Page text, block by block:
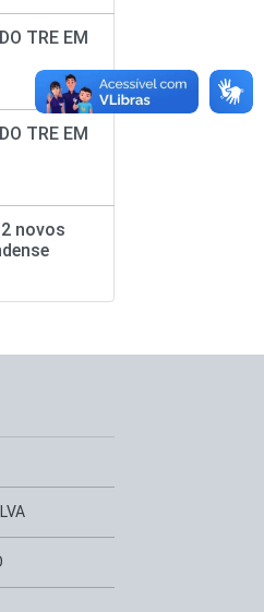
TRE EM
TRE EM
novos